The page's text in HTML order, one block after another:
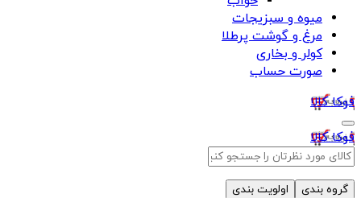
میوه و سبزیجات
مرغ و گوشت پرطلا
کولر و بخاری
صورت حساب
فوکا کالا
فوکا کالا
گروه بندی اولویت بندی